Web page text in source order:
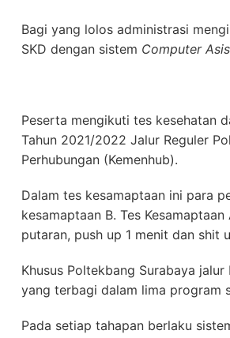
Bagi yang lolos administrasi
SKD dengan sistem Computer
Peserta mengikuti tes kesehatan
Tahun 2021/2022 Jalur Reguler
Perhubungan (Kemenhub).
Dalam tes kesamaptaan ini para
kesamaptaan B. Tes
putaran, push up 1 menit dan shit
Khusus Poltekbang Surabaya
yang terbagi dalam lima program
Pada setiap tahapan berlaku